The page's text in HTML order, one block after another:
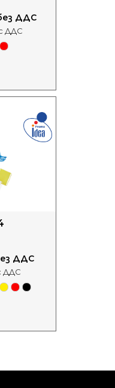
ДДС
ДДС
ДДС
ДДС